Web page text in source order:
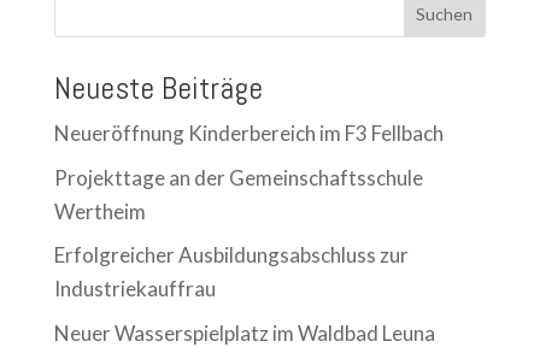
Suchen
Neueste Beiträge
Neueröffnung Kinderbereich im F3 Fellbach
Projekttage an der Gemeinschaftsschule
Wertheim
Erfolgreicher Ausbildungsabschluss zur
Industriekauffrau
Neuer Wasserspielplatz im Waldbad Leuna